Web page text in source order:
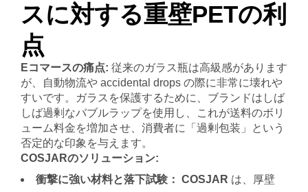
スに対する重壁PETの利
点
Eコマースの痛点: 従来のガラス瓶は高級感があります
が、自動物流や accidental drops の際に非常に壊れや
すいです。ガラスを保護するために、ブランドはしば
しば過剰なバブルラップを使用し、これが送料のボリ
ューム料金を増加させ、消費者に「過剰包装」という
否定的な印象を与えます。
COSJARのソリューション:
衝撃に強い材料と落下試験： COSJAR は、厚壁